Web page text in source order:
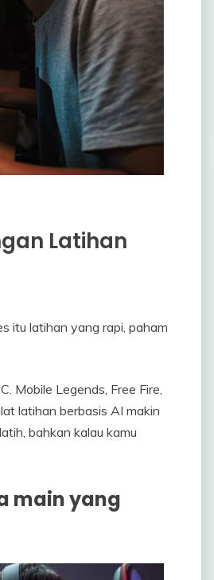
Latihan
itu latihan yang rapi, paham
Mobile Legends, Free Fire,
latihan berbasis AI makin
bahkan kalau kamu
main yang